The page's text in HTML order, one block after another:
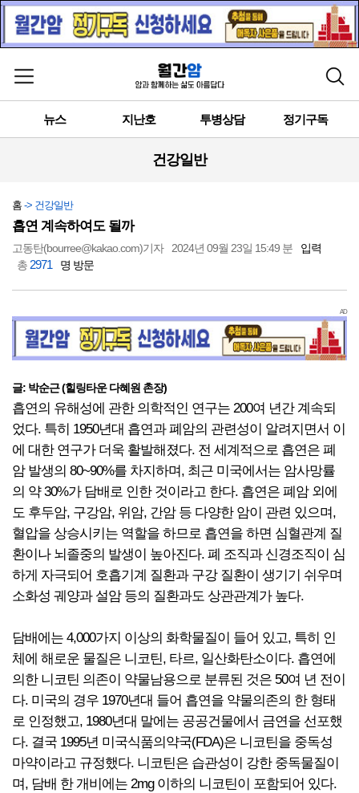
메뉴 열기 검색
뉴스 지난호 투병상담 정기구독
건강일반
홈 -> 건강일반
흡연 계속하여도 될까
고동탄(bourree@kakao.com)기자 2024년 09월 23일 15:49 분
입력
총 2971 명 방문
AD
글: 박순근 (힐링타운 다혜원 촌장)
흡연의 유해성에 관한 의학적인 연구는 200여 년간 계속되
었다. 특히 1950년대 흡연과 폐암의 관련성이 알려지면서 이
에 대한 연구가 더욱 활발해졌다. 전 세계적으로 흡연은 폐
암 발생의 80~90%를 차지하며, 최근 미국에서는 암사망률
의 약 30%가 담배로 인한 것이라고 한다. 흡연은 폐암 외에
도 후두암, 구강암, 위암, 간암 등 다양한 암이 관련 있으며,
혈압을 상승시키는 역할을 하므로 흡연을 하면 심혈관계 질
환이나 뇌졸중의 발생이 높아진다. 폐 조직과 신경조직이 심
하게 자극되어 호흡기계 질환과 구강 질환이 생기기 쉬우며
소화성 궤양과 설암 등의 질환과도 상관관계가 높다.
담배에는 4,000가지 이상의 화학물질이 들어 있고, 특히 인
체에 해로운 물질은 니코틴, 타르, 일산화탄소이다. 흡연에
의한 니코틴 의존이 약물남용으로 분류된 것은 50여 년 전이
다. 미국의 경우 1970년대 들어 흡연을 약물의존의 한 형태
로 인정했고, 1980년대 말에는 공공건물에서 금연을 선포했
다. 결국 1995년 미국식품의약국(FDA)은 니코틴을 중독성
마약이라고 규정했다. 니코틴은 습관성이 강한 중독물질이
며, 담배 한 개비에는 2mg 이하의 니코틴이 포함되어 있다.